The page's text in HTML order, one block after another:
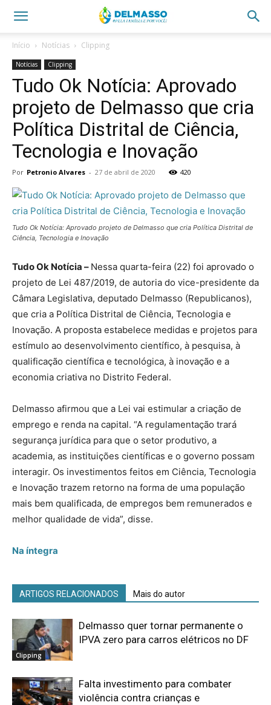
Início Notícias Clipping
Notícias Clipping
Tudo Ok Notícia: Aprovado
projeto de Delmasso que cria
Política Distrital de Ciência,
Tecnologia e Inovação
Por Petronio Alvares - 27 de abril de 2020 420
Tudo Ok Notícia: Aprovado projeto de Delmasso que cria Política Distrital de
Ciência, Tecnologia e Inovação
Tudo Ok Notícia – Nessa quarta-feira (22) foi aprovado o
projeto de Lei 487/2019, de autoria do vice-presidente da
Câmara Legislativa, deputado Delmasso (Republicanos),
que cria a Política Distrital de Ciência, Tecnologia e
Inovação. A proposta estabelece medidas e projetos para
estímulo ao desenvolvimento científico, à pesquisa, à
qualificação científica e tecnológica, à inovação e a
economia criativa no Distrito Federal.
Delmasso afirmou que a Lei vai estimular a criação de
emprego e renda na capital. “A regulamentação trará
segurança jurídica para que o setor produtivo, a
academia, as instituições científicas e o governo possam
interagir. Os investimentos feitos em Ciência, Tecnologia
e Inovação trazem retorno na forma de uma população
mais bem qualificada, de empregos bem remunerados e
melhor qualidade de vida”, disse.
Na íntegra
ARTIGOS RELACIONADOS Mais do autor
Clipping
Delmasso quer tornar permanente o
IPVA zero para carros elétricos no DF
Falta investimento para combater
violência contra crianças e